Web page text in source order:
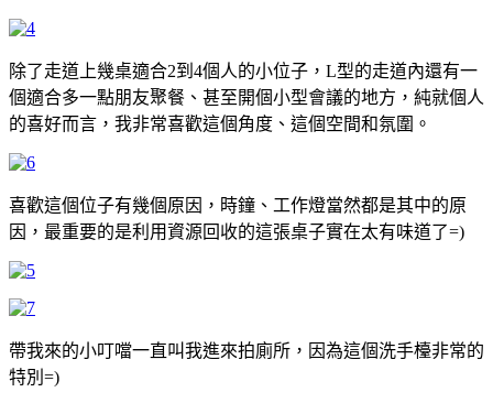
除了走道上幾桌適合2到4個人的小位子，L型的走道內還有一
個適合多一點朋友聚餐、甚至開個小型會議的地方，純就個人
的喜好而言，我非常喜歡這個角度、這個空間和氛圍。
喜歡這個位子有幾個原因，時鐘、工作燈當然都是其中的原
因，最重要的是利用資源回收的這張桌子實在太有味道了=)
帶我來的小叮噹一直叫我進來拍廁所，因為這個洗手檯非常的
特別=)